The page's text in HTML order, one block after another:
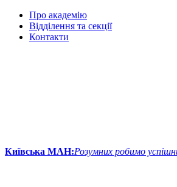
Про академію
Відділення та секції
Контакти
Київська МАН:Розумних робимо